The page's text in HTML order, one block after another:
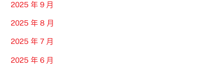
2025 年 9 月
2025 年 8 月
2025 年 7 月
2025 年 6 月